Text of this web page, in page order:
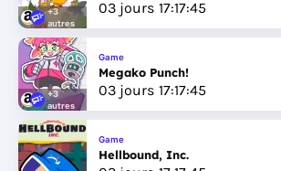
+3
autres
03 jours 17:17:44
+3
autres
Game
Megako Punch!
03 jours 17:17:44
Game
Hellbound, Inc.